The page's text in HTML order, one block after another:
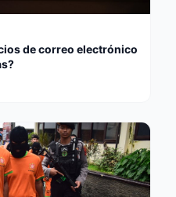
de correo electrónico